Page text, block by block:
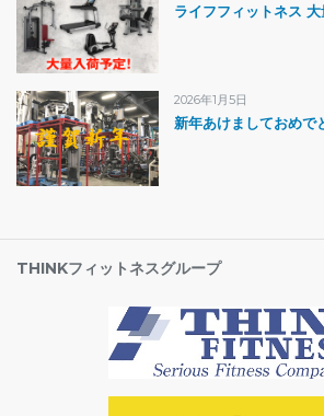
ライフフィットネス 大
2026年1月5日
新年あけましておめで
THINKフィットネスグループ